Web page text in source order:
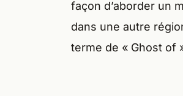
façon d’aborder un
dans une autre
terme de « Ghost of